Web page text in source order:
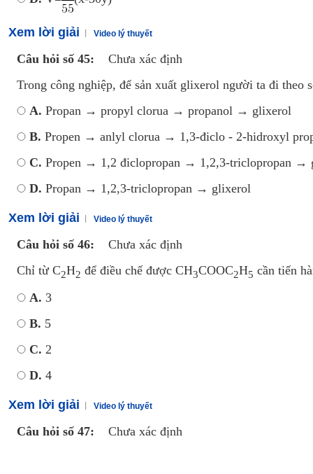
Xem lời giải Video lý thuyết
Câu hỏi số 45:
Chưa xác định
Trong công nghiệp, để sản xuất glixerol người ta đi theo
A. Propan → propyl clorua → propanol → glixerol
B. Propen → anlyl clorua → 1,3-điclo - 2-hidroxyl
C. Propen → 1,2 điclopropan → 1,2,3-triclopropan →
D. Propan → 1,2,3-triclopropan → glixerol
Xem lời giải Video lý thuyết
Câu hỏi số 46:
Chưa xác định
Chỉ từ C2H2 để điều chế được CH3COOC2H5 cần tiến
A. 3
B. 5
C. 2
D. 4
Xem lời giải Video lý thuyết
Câu hỏi số 47: Chưa xác định